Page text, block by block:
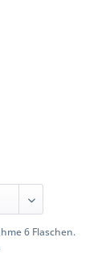
6 Flaschen.